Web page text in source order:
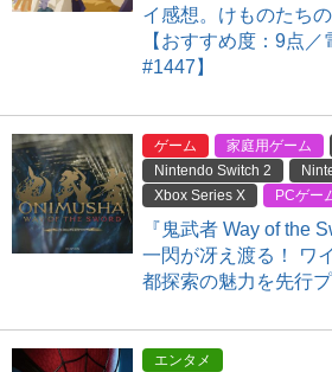
イ感想。けものたち
【おすすめ度：9点
#1447】
ゲーム 家庭用ゲーム
Nintendo Switch 2
Xbox Series X
PCゲー
『鬼武者 Way of the
一閃が冴え渡る！ ワ
都探索の魅力を先行
エンタメ